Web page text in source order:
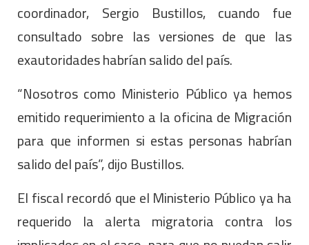
coordinador, Sergio Bustillos, cuando fue
consultado sobre las versiones de que las
exautoridades habrían salido del país.
“Nosotros como Ministerio Público ya hemos
emitido requerimiento a la oficina de Migración
para que informen si estas personas habrían
salido del país”, dijo Bustillos.
El fiscal recordó que el Ministerio Público ya ha
requerido la alerta migratoria contra los